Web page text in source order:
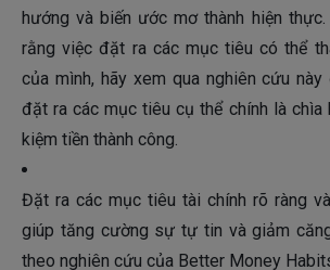
hướng và biến ước mơ thành hiện
rằng việc đặt ra các mục tiêu có thể
của mình, hãy xem qua nghiên cứu
đặt ra các mục tiêu cụ thể chính là chìa
kiệm tiền thành công.
Đặt ra các mục tiêu tài chính rõ ràng
giúp tăng cường sự tự tin và giảm
theo nghiên cứu của Better Money